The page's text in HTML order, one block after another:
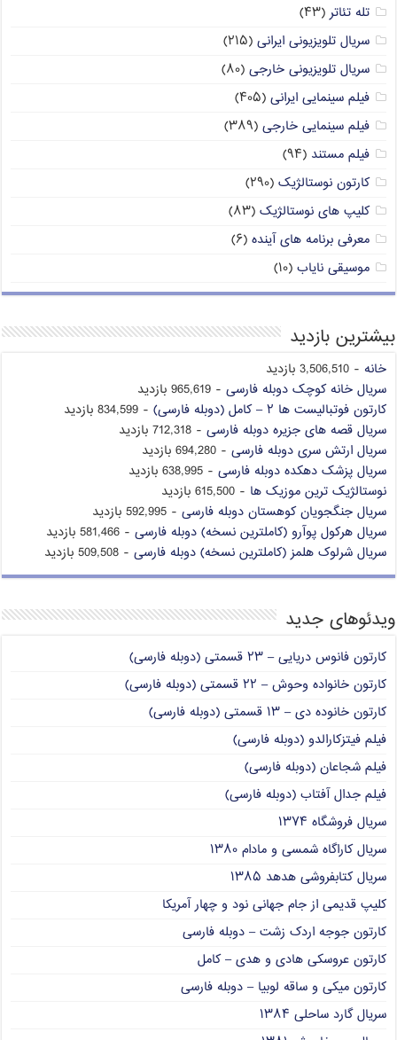
تله تئاتر (۴۳)
سریال تلویزیونی ایرانی (۲۱۵)
سریال تلویزیونی خارجی (۸۰)
فیلم سینمایی ایرانی (۴۰۵)
فیلم سینمایی خارجی (۳۸۹)
فیلم مستند (۹۴)
کارتون نوستالژیک (۲۹۰)
کلیپ های نوستالژیک (۸۳)
معرفی برنامه های آینده (۶)
موسیقی نایاب (۱۰)
بیشترین بازدید
خانه - 3,506,510 بازدید
سریال خانه کوچک دوبله فارسی - 965,619 بازدید
کارتون فوتبالیست ها ۲ – کامل (دوبله فارسی)
- 834,599 بازدید
سریال قصه های جزیره دوبله فارسی - 712,318 بازدید
سریال ارتش سری دوبله فارسی - 694,280 بازدید
سریال پزشک دهکده دوبله فارسی - 638,995 بازدید
نوستالژیک ترین موزیک ها - 615,500 بازدید
سریال جنگجویان کوهستان دوبله فارسی - 592,995 بازدید
سریال هرکول پوآرو (کاملترین نسخه) دوبله فارسی - 581,466 بازدید
سریال شرلوک هلمز (کاملترین نسخه) دوبله فارسی - 509,508 بازدید
ویدئوهای جدید
کارتون فانوس دریایی – ۲۳ قسمتی (دوبله فارسی)
کارتون خانواده وحوش – ۲۲ قسمتی (دوبله فارسی)
کارتون خانوده دی – ۱۳ قسمتی (دوبله فارسی)
فیلم فیتزکارالدو (دوبله فارسی)
فیلم شجاعان (دوبله فارسی)
فیلم جدال آفتاب (دوبله فارسی)
سریال فروشگاه ۱۳۷۴
سریال کاراگاه شمسی و مادام ۱۳۸۰
سریال کتابفروشی هدهد ۱۳۸۵
کلیپ قدیمی از جام جهانی نود و چهار آمریکا
کارتون جوجه اردک زشت – دوبله فارسی
کارتون عروسکی هادی و هدی – کامل
کارتون میکی و ساقه لوبیا – دوبله فارسی
سریال گارد ساحلی ۱۳۸۴